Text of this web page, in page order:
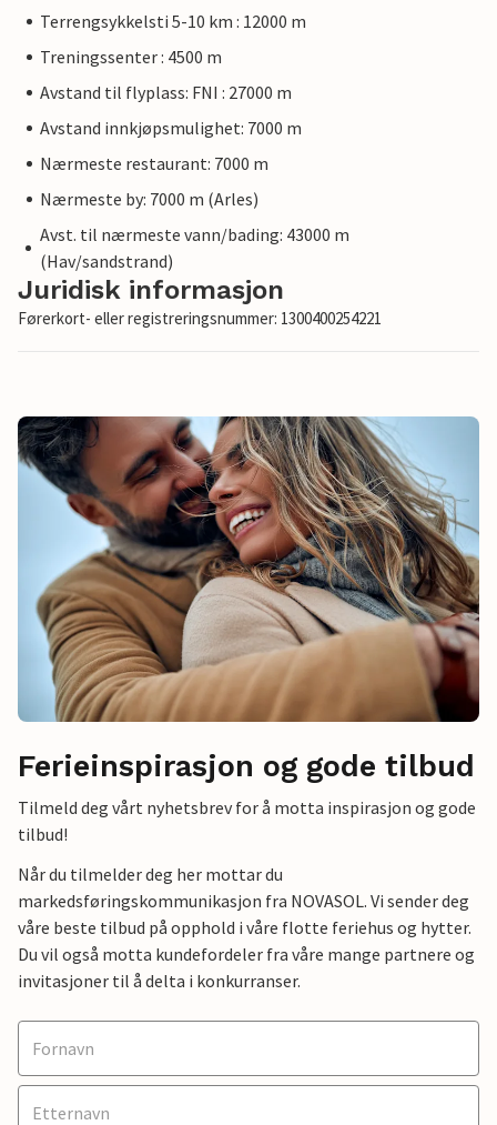
Terrengsykkelsti 5-10 km : 12000 m
Treningssenter : 4500 m
Avstand til flyplass: FNI : 27000 m
Avstand innkjøpsmulighet: 7000 m
Nærmeste restaurant: 7000 m
Nærmeste by: 7000 m (Arles)
Avst. til nærmeste vann/bading: 43000 m
(Hav/sandstrand)
Juridisk informasjon
Førerkort- eller registreringsnummer: 1300400254221
Ferieinspirasjon og gode tilbud
Tilmeld deg vårt nyhetsbrev for å motta inspirasjon og gode
tilbud!
Når du tilmelder deg her mottar du
markedsføringskommunikasjon fra NOVASOL. Vi sender deg
våre beste tilbud på opphold i våre flotte feriehus og hytter.
Du vil også motta kundefordeler fra våre mange partnere og
invitasjoner til å delta i konkurranser.